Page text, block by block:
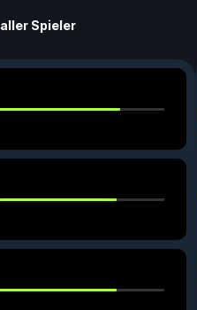
aller Spieler